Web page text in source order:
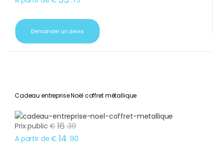
Demander un devis
Cadeau entreprise Noël coffret métallique
Prix public €16.39
A partir de € 14 .90